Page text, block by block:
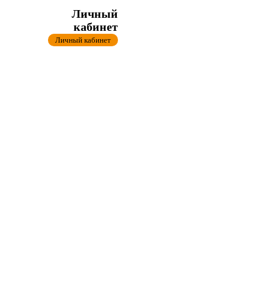
Личный
кабинет
Личный кабинет